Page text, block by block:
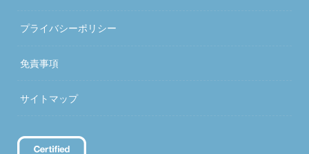
プライバシーポリシー
免責事項
サイトマップ